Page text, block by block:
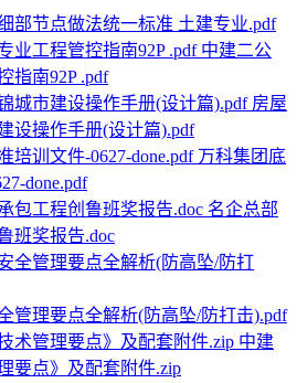
部节点做法统一标准 土建专业.pdf
中建二公
指南92P .pdf
房屋
设操作手册(设计篇).pdf
万科集团底
done.pdf
名企总部
班奖报告.doc
管理要点全解析(防高坠/防打击).pdf
中建
要点》及配套附件.zip